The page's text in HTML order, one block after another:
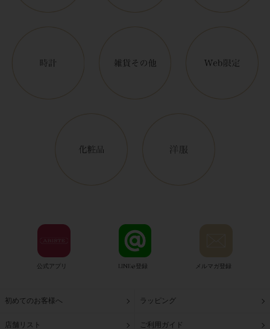
公式アプリ LINE@登録 メルマガ登録
初めてのお客様へ ラッピング
店舗リスト ご利用ガイド